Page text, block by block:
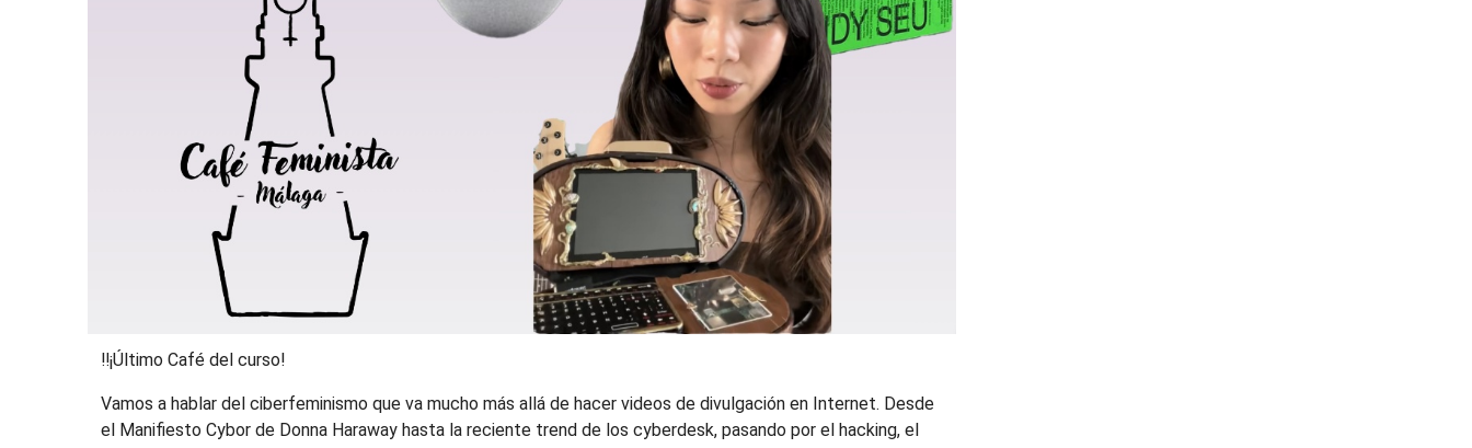
‼️¡Último Café del curso!
Vamos a hablar del ciberfeminismo que va mucho más allá de hacer videos de divulgación en Internet. Desde
el Manifiesto Cybor de Donna Haraway hasta la reciente trend de los cyberdesk, pasando por el hacking, el